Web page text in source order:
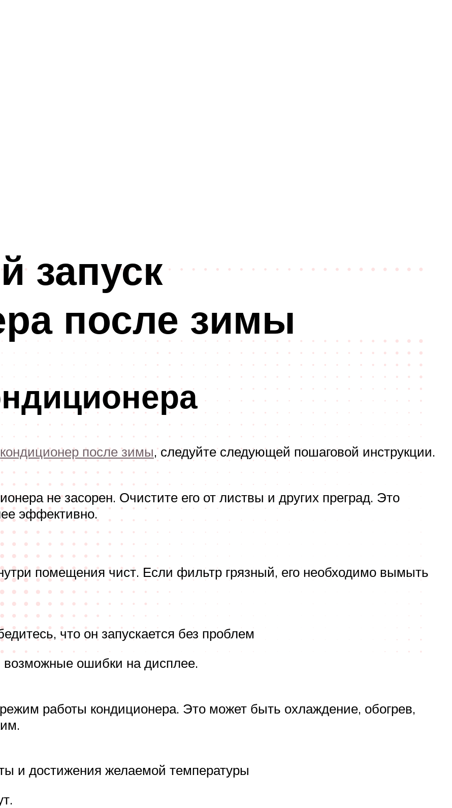
запуск
после зимы
кондиционер после зимы, следуйте следующей пошаговой инструкции.
не засорен. Очистите его от листвы и других преград. Это
эффективно.
помещения чист. Если фильтр грязный, его необходимо вымыть
что он запускается без проблем
возможные ошибки на дисплее.
работы кондиционера. Это может быть охлаждение, обогрев,
и достижения желаемой температуры